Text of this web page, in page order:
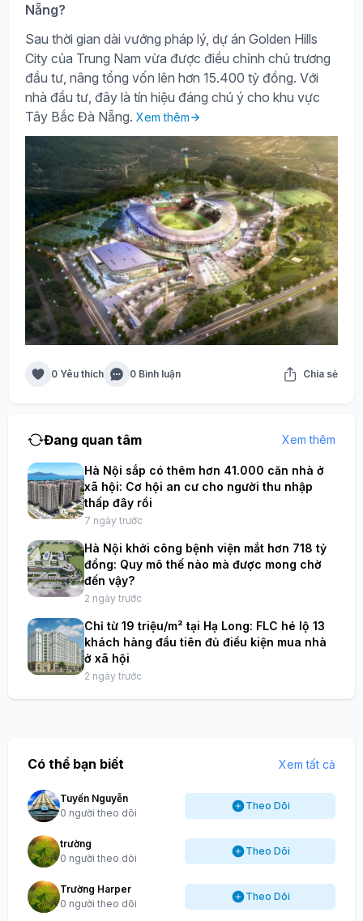
Nẵng?
Sau thời gian dài vướng pháp lý, dự án Golden Hills
City của Trung Nam vừa được điều chỉnh chủ trương
đầu tư, nâng tổng vốn lên hơn 15.400 tỷ đồng. Với
nhà đầu tư, đây là tín hiệu đáng chú ý cho khu vực
Tây Bắc Đà Nẵng. Xem thêm
0 Yêu thích 0 Bình luận Chia sẻ
Đang quan tâm Xem thêm
Hà Nội sắp có thêm hơn 41.000 căn nhà ở
xã hội: Cơ hội an cư cho người thu nhập
thấp đây rồi
7 ngày trước
Hà Nội khởi công bệnh viện mắt hơn 718 tỷ
đồng: Quy mô thế nào mà được mong chờ
đến vậy?
2 ngày trước
Chỉ từ 19 triệu/m² tại Hạ Long: FLC hé lộ 13
khách hàng đầu tiên đủ điều kiện mua nhà
ở xã hội
2 ngày trước
Có thể bạn biết Xem tất cả
Tuyến Nguyễn
0 người theo dõi
Theo Dõi
trường
0 người theo dõi
Theo Dõi
Trường Harper
0 người theo dõi
Theo Dõi